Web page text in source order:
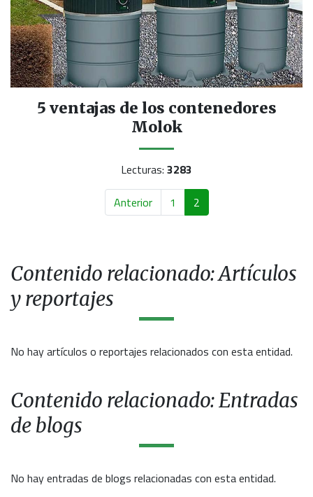
5 ventajas de los contenedores
Molok
Lecturas: 3283
Anterior
1 2
Contenido relacionado: Artículos
y reportajes
No hay artículos o reportajes relacionados con esta entidad.
Contenido relacionado: Entradas
de blogs
No hay entradas de blogs relacionadas con esta entidad.